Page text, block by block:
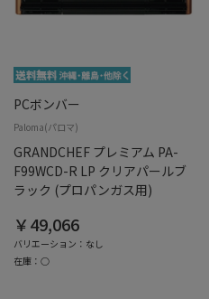
PCボンバー
Paloma(パロマ)
GRANDCHEF プレミアム PA-
F99WCD-R LP クリアパールブ
ラック (プロパンガス用)
￥49,066
バリエーション：なし
在庫：○